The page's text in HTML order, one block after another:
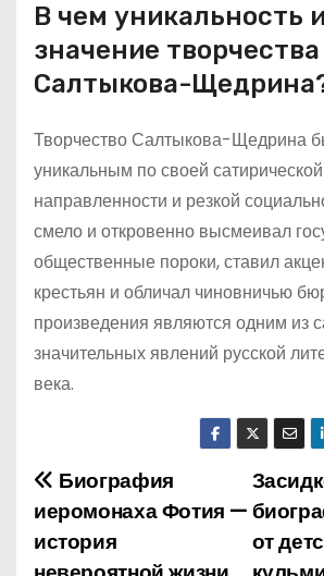
В чем уникальность и
значение творчества
Салтыкова-
Творчество Салтыкова-Щедрина
уникальным по своей сатирической
направленности и резкой
смело и откровенно высмеивал
общественные пороки, ставил
крестьян и обличал чиновничью
произведения являются одним из
значительных явлений русской
века.
Н
а
от
Биография
иеромонаха Фотия —
история